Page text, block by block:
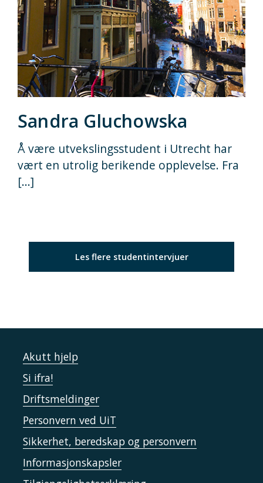
Sandra Gluchowska
Å være utvekslingsstudent i Utrecht har
vært en utrolig berikende opplevelse. Fra
[...]
Les flere studentintervjuer
Akutt hjelp
Si ifra!
Driftsmeldinger
Personvern ved UiT
Sikkerhet, beredskap og personvern
Informasjonskapsler